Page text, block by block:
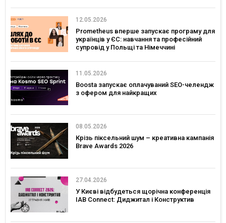
12.05.2026
Prometheus вперше запускає програму для
українців у ЄС: навчання та професійний
супровід у Польщі та Німеччині
11.05.2026
Boosta запускає оплачуваний SEO-челендж
з офером для найкращих
08.05.2026
Крізь піксельний шум – креативна кампанія
Brave Awards 2026
27.04.2026
У Києві відбудеться щорічна конференція
IAB Connect: Диджитал і Конструктив